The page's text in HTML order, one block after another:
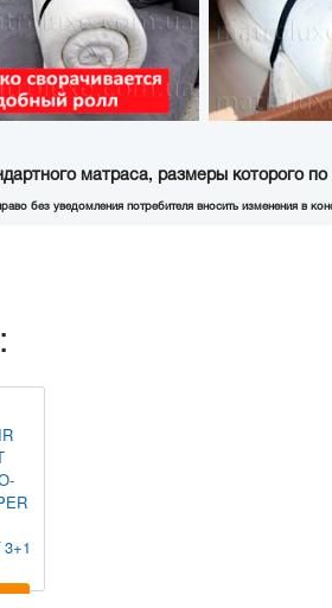
матраса, размеры которого
без уведомления потребителя вносить изменения в